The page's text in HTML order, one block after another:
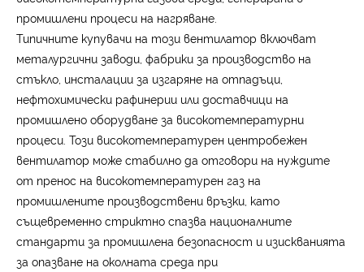
промишлени процеси на нагряване.
Типичните купувачи на този вентилатор включват
металургични заводи, фабрики за производство на
стъкло, инсталации за изгаряне на отпадъци,
нефтохимически рафинерии или доставчици на
промишлено оборудване за високотемпературни
процеси. Този високотемпературен центробежен
вентилатор може стабилно да отговори на нуждите
от пренос на високотемпературен газ на
промишлените производствени връзки, като
същевременно стриктно спазва националните
стандарти за промишлена безопасност и изискванията
за опазване на околната среда при